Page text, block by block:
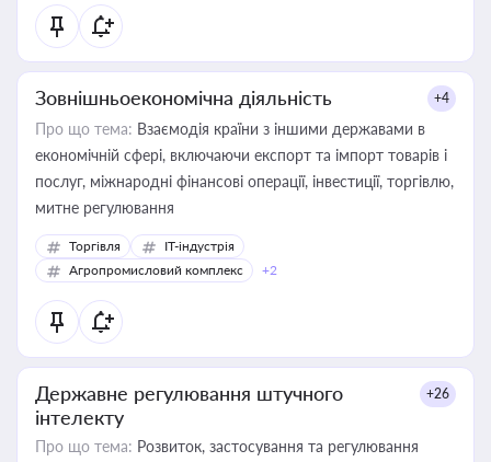
Зовнішньоекономічна діяльність +4
Про що тема: Взаємодія країни з іншими державами в
економічній сфері, включаючи експорт та імпорт товарів і
послуг, міжнародні фінансові операції, інвестиції, торгівлю,
митне регулювання
Торгівля
IT-індустрія
Агропромисловий комплекс
+2
Державне регулювання штучного
інтелекту
+26
Про що тема: Розвиток, застосування та регулювання